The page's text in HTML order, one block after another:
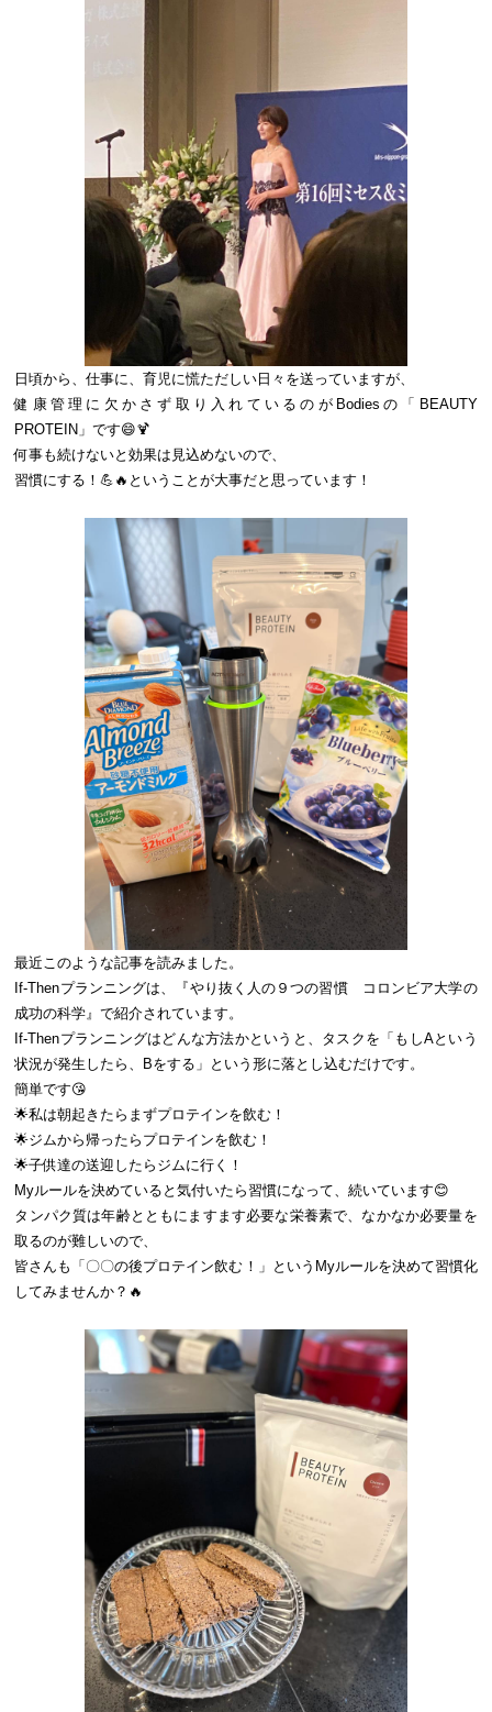
日頃から、仕事に、育児に慌ただしい日々を送っていますが、
健康管理に欠かさず取り入れているのがBodiesの「BEAUTY
PROTEIN」です😄🍹
何事も続けないと効果は見込めないので、
習慣にする！💪🔥ということが大事だと思っています！
最近このような記事を読みました。
If-Thenプランニングは、『やり抜く人の９つの習慣 コロンビア大学の
成功の科学』で紹介されています。
If-Thenプランニングはどんな方法かというと、タスクを「もしAという
状況が発生したら、Bをする」という形に落とし込むだけです。
簡単です😘
🌟私は朝起きたらまずプロテインを飲む！
🌟ジムから帰ったらプロテインを飲む！
🌟子供達の送迎したらジムに行く！
Myルールを決めていると気付いたら習慣になって、続いています😊
タンパク質は年齢とともにますます必要な栄養素で、なかなか必要量を
取るのが難しいので、
皆さんも「〇〇の後プロテイン飲む！」というMyルールを決めて習慣化
してみませんか？🔥